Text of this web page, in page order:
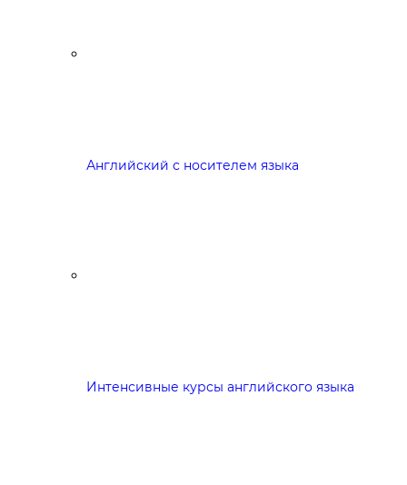
Английский с носителем языка
Интенсивные курсы английского языка